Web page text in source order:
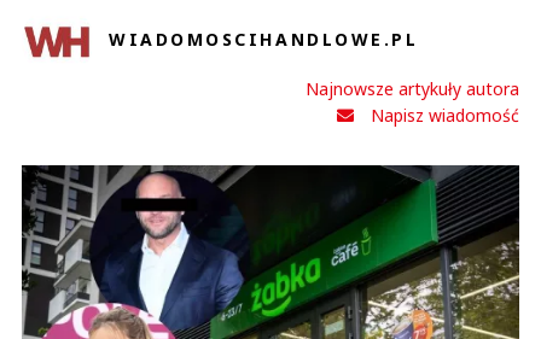
WIADOMOSCIHANDLOWE.PL
Najnowsze artykuły autora
Napisz wiadomość